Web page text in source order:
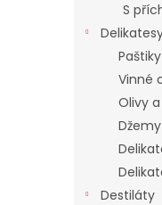
S
Vinné
Olivy
Destiláty